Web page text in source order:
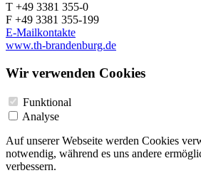
T +49 3381 355-0
F +49 3381 355-199
E-Mailkontakte
www.th-brandenburg.de
Wir verwenden Cookies
Funktional
Analyse
Auf unserer Webseite werden Cookies
notwendig, während es uns andere
verbessern.